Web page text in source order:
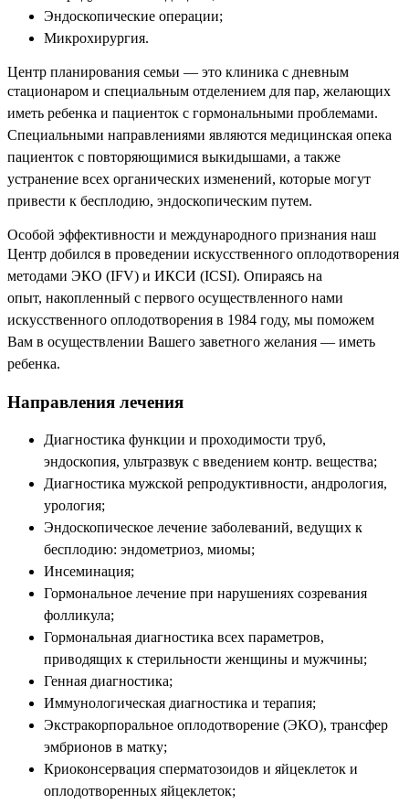
Эндоскопические операции;
Микрохирургия.
Центр планирования семьи — это клиника с дневным
стационаром и специальным отделением для пар, желающих
иметь ребенка и пациенток с гормональными проблемами.
Специальными направлениями являются медицинская опека
пациенток с повторяющимися выкидышами, а также
устранение всех органических изменений, которые могут
привести к бесплодию, эндоскопическим путем.
Особой эффективности и международного признания наш
Центр добился в проведении искусственного оплодотворения
методами ЭКО (IFV) и ИКСИ (ICSI). Опираясь на
опыт, накопленный с первого осуществленного нами
искусственного оплодотворения в 1984 году, мы поможем
Вам в осуществлении Вашего заветного желания — иметь
ребенка.
Направления лечения
Диагностика функции и проходимости труб,
эндоскопия, ультразвук с введением контр. вещества;
Диагностика мужской репродуктивности, андрология,
урология;
Эндоскопическое лечение заболеваний, ведущих к
бесплодию: эндометриоз, миомы;
Инсеминация;
Гормональное лечение при нарушениях созревания
фолликула;
Гормональная диагностика всех параметров,
приводящих к стерильности женщины и мужчины;
Генная диагностика;
Иммунологическая диагностика и терапия;
Экстракорпоральное оплодотворение (ЭКО), трансфер
эмбрионов в матку;
Криоконсервация сперматозоидов и яйцеклеток и
оплодотворенных яйцеклеток;